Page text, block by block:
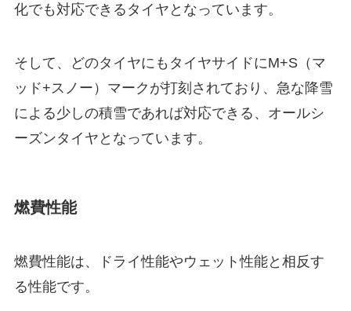
化でも対応できるタイヤとなっています。
そして、どのタイヤにもタイヤサイドにM+S（マ
ッド+スノー）マークが打刻されており、急な降雪
による少しの積雪であれば対応できる、オールシ
ーズンタイヤとなっています。
燃費性能
燃費性能は、ドライ性能やウェット性能と相反す
る性能です。